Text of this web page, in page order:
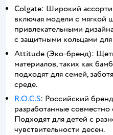
Colgate: Широкий
включая модели с мягкой
привлекательными
с защитными кольцами
Attitude (Эко-бренд):
материалов, таких как
подходят для семей,
среде.
R.O.C.S: Российский
разработанные совместно
Подходят для детей с
чувствительности десен.